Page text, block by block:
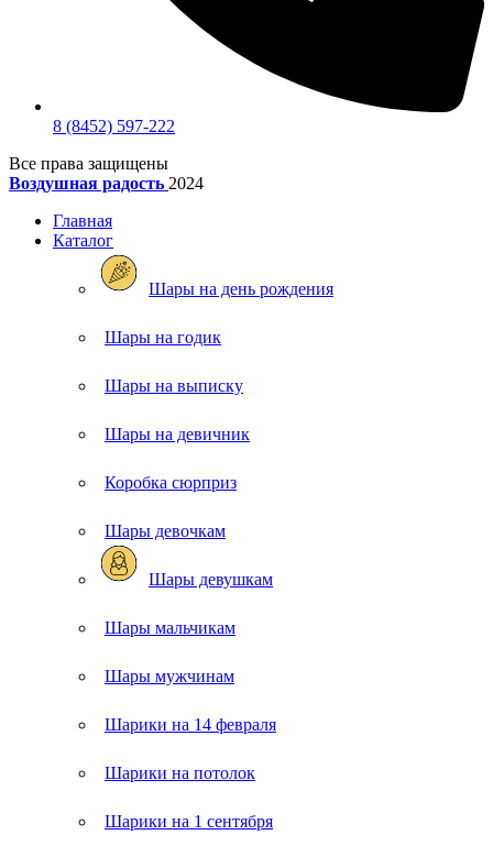
8 (8452) 597-222
Все права защищены
Воздушная радость 2024
Главная
Каталог
Шары на день рождения
Шары на годик
Шары на выписку
Шары на девичник
Коробка сюрприз
Шары девочкам
Шары девушкам
Шары мальчикам
Шары мужчинам
Шарики на 14 февраля
Шарики на потолок
Шарики на 1 сентября